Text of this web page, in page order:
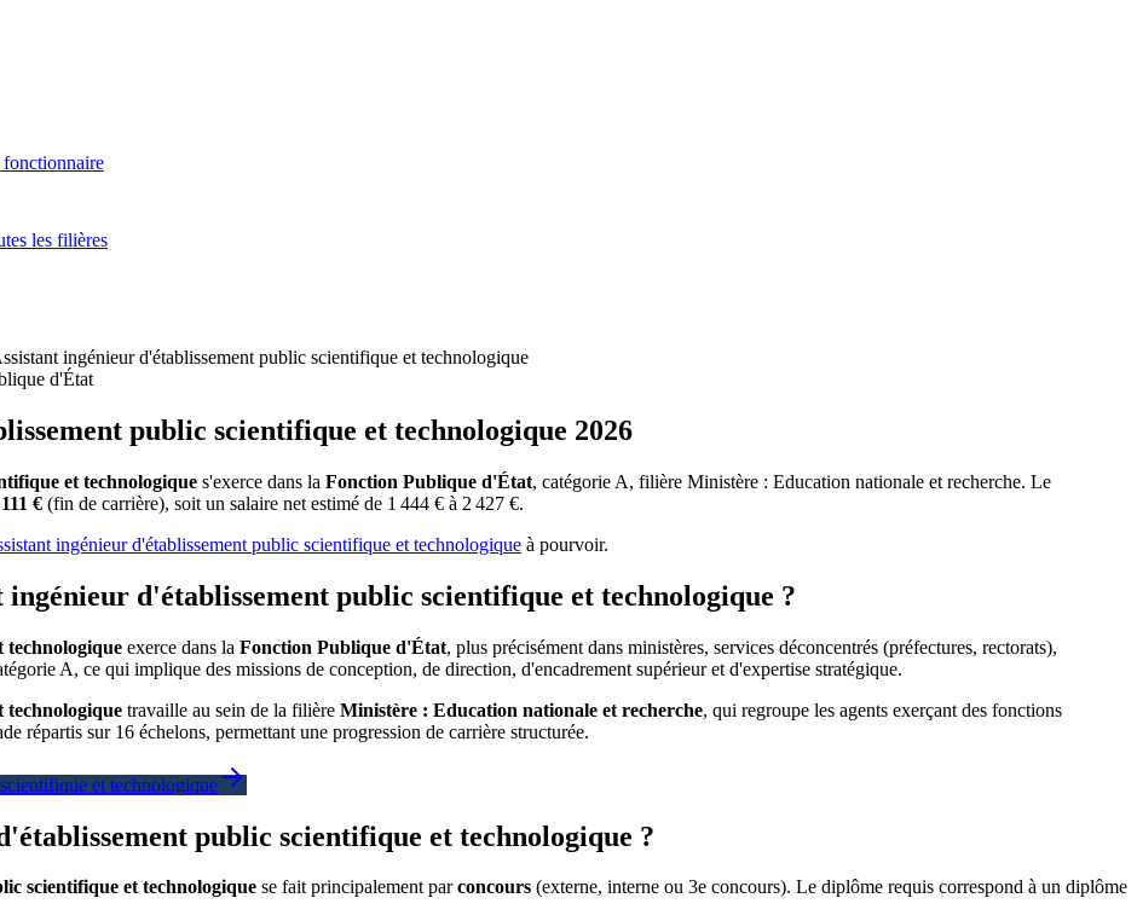
fonctionnaire
les filières
ingénieur d'établissement public scientifique et technologique
d'État
public scientifique et technologique 2026
et technologique s'exerce dans la Fonction Publique d'État, catégorie A, filière Ministère : Education nationale et recherche. Le
€ (fin de carrière), soit un salaire net estimé de 1 444 € à 2 427 €.
ingénieur d'établissement public scientifique et technologique à pourvoir.
ingénieur d'établissement public scientifique et technologique ?
technologique exerce dans la Fonction Publique d'État, plus précisément dans ministères, services déconcentrés (préfectures, rectorats),
A, ce qui implique des missions de conception, de direction, d'encadrement supérieur et d'expertise stratégique.
technologique travaille au sein de la filière Ministère : Education nationale et recherche, qui regroupe les agents exerçant des fonctions
répartis sur 16 échelons, permettant une progression de carrière structurée.
et technologique
public scientifique et technologique ?
scientifique et technologique se fait principalement parconcours (externe, interne ou 3e concours). Le diplôme requis correspond à un diplôme